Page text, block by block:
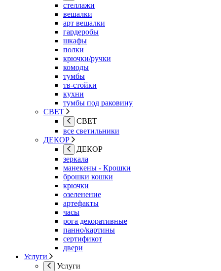
стеллажи
вешалки
арт вешалки
гардеробы
шкафы
полки
крючки/ручки
комоды
тумбы
тв-стойки
кухни
тумбы под раковину
СВЕТ
СВЕТ
все светильники
ДЕКОР
ДЕКОР
зеркала
манекены - Крошки
брошки кошки
крючки
озеленение
артефакты
часы
рога декоративные
панно/картины
сертификот
двери
Услуги
Услуги